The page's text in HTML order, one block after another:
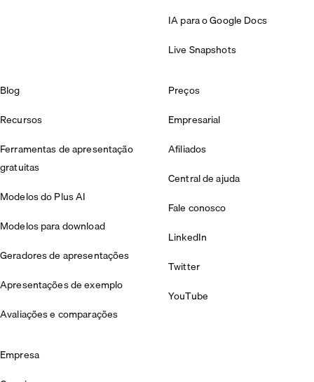
IA para o Google Docs
Live Snapshots
Blog
Recursos
Ferramentas de apresentação
gratuitas
Modelos do Plus AI
Modelos para download
Geradores de apresentações
Apresentações de exemplo
Avaliações e comparações
Preços
Empresarial
Afiliados
Central de ajuda
Fale conosco
LinkedIn
Twitter
YouTube
Empresa